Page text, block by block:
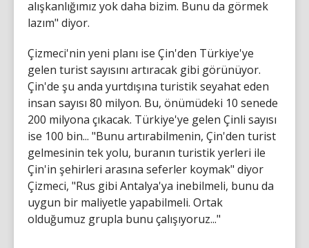
alışkanlığımız yok daha bizim. Bunu da görmek
lazım" diyor.
Çizmeci'nin yeni planı ise Çin'den Türkiye'ye
gelen turist sayısını artıracak gibi görünüyor.
Çin'de şu anda yurtdışına turistik seyahat eden
insan sayısı 80 milyon. Bu, önümüdeki 10 senede
200 milyona çıkacak. Türkiye'ye gelen Çinli sayısı
ise 100 bin... "Bunu artırabilmenin, Çin'den turist
gelmesinin tek yolu, buranın turistik yerleri ile
Çin'in şehirleri arasına seferler koymak" diyor
Çizmeci, "Rus gibi Antalya'ya inebilmeli, bunu da
uygun bir maliyetle yapabilmeli. Ortak
olduğumuz grupla bunu çalışıyoruz..."